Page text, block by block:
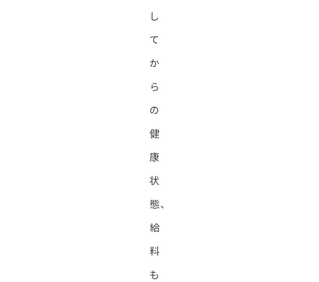
し
て
か
ら
の
健
康
状
態、
給
料
も